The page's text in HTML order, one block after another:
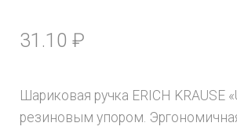
31.10 ₽
Шариковая ручка ERICH KRAUSE
резиновым упором.